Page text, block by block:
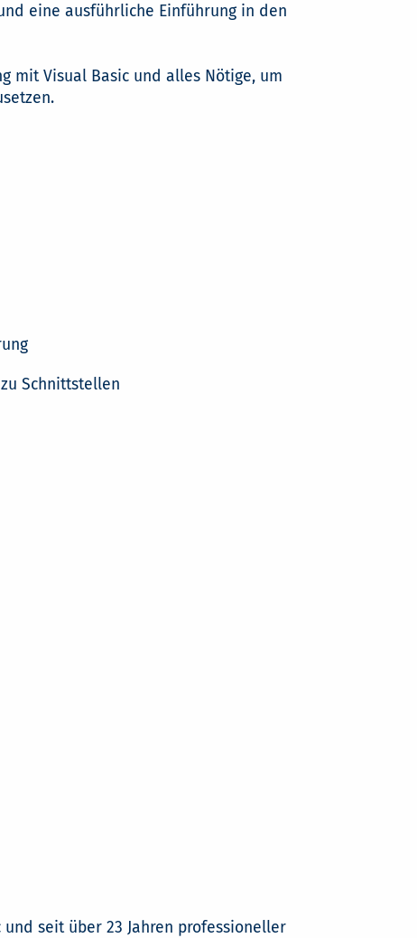
eine ausführliche Einführung in den
mit Visual Basic und alles Nötige, um
Schnittstellen
seit über 23 Jahren professioneller